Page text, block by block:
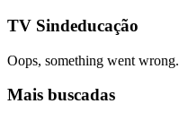
TV Sindeducação
Oops, something went wrong.
Mais buscadas